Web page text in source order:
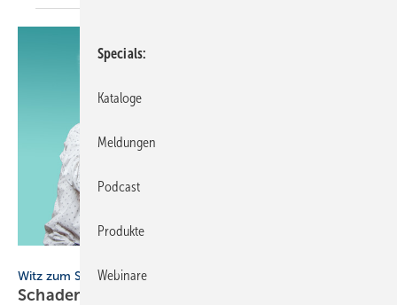
Witz zum Sonntag
Schaden bei Familie
Specials
Kataloge
Meldungen
Podcast
Produkte
Webinare